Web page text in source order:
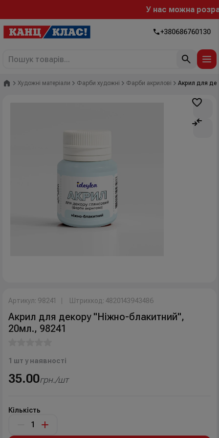
У нас можна
+380686760130
Головна
Художні матеріали Фарби художні Фарби акрилові Акрил для
Артикул: 98241 Штрихкод: 4820143943486
Акрил для декору "Ніжно-блакитний",
20мл., 98241
1 шт у наявності
35.00грн./шт
Кількість